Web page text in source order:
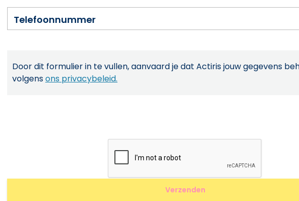
Telefoonnummer
Door dit formulier in te vullen, aanvaard je dat Actiris jouw gegevens
volgensons privacybeleid.